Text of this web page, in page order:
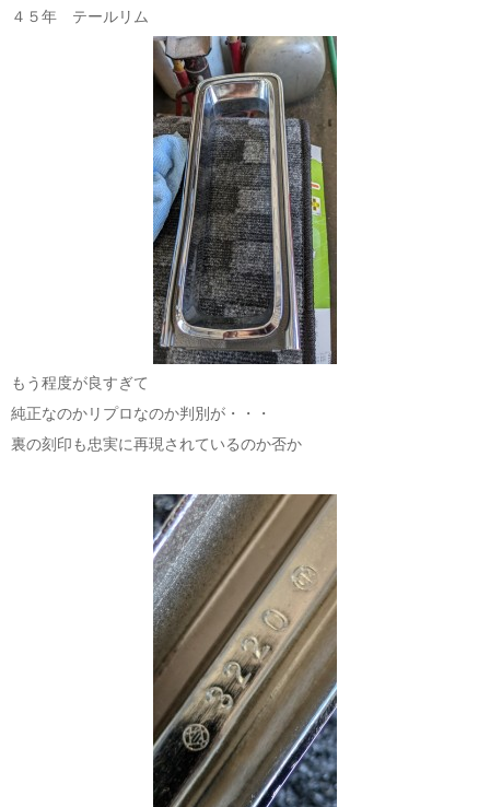
４５年 テールリム
もう程度が良すぎて
純正なのかリプロなのか判別が・・・
裏の刻印も忠実に再現されているのか否か